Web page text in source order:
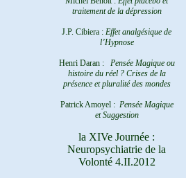
traitement de la dépression
J.P. Cibiera : Effet analgésique de
l’Hypnose
Henri Daran : Pensée Magique ou
histoire du réel ?Crises de la
présence et pluralité des mondes
Patrick Amoyel : Pensée Magique
et Suggestion
la XIVe Journée :
Neuropsychiatrie de la
Volonté 4.II.2012